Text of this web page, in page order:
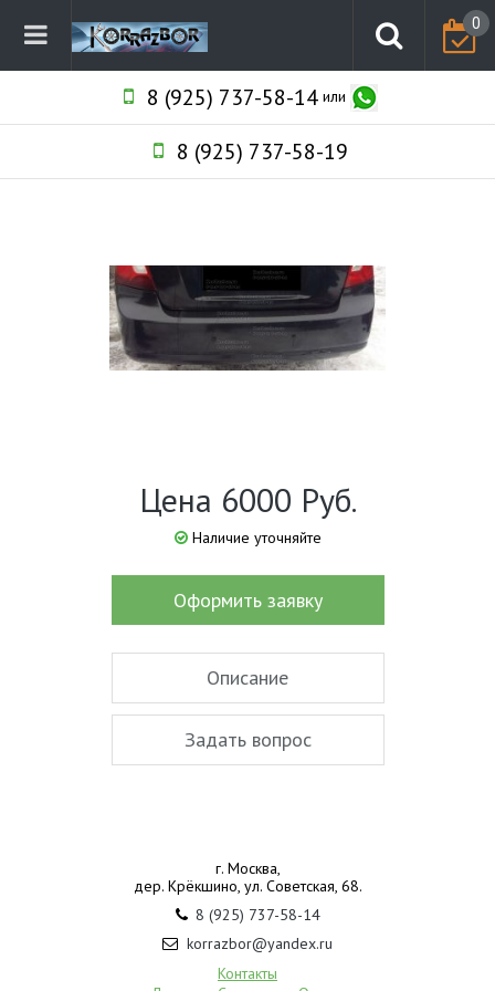
0
8 (925) 737-58-14или
8 (925) 737-58-19
Цена 6000 Руб.
Наличие уточняйте
Оформить заявку
Описание
Задать вопрос
г. Москва,
дер. Крёкшино, ул. Советская, 68.
8 (925) 737-58-14
korrazbor@yandex.ru
Контакты